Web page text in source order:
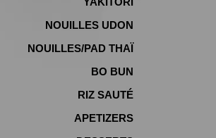
NOUILLES UDON
NOUILLES/PAD THAÏ
BO BUN
RIZ SAUTÉ
APETIZERS